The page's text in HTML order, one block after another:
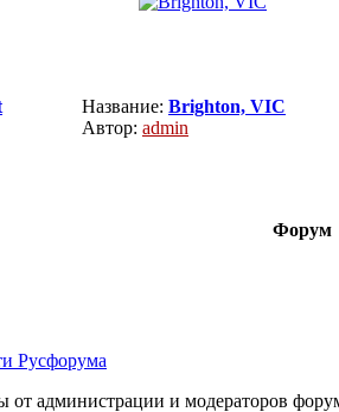
Название: Brighton, VIC
Автор: admin
Форум
Русфорума
от администрации и модераторов